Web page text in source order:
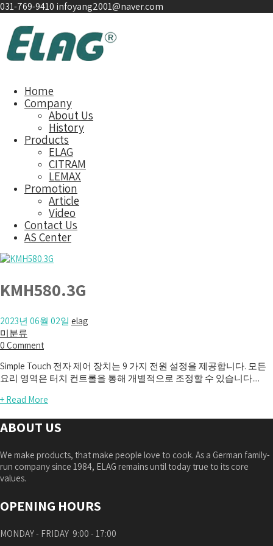
031-769-9410 infoyang2001@naver.com
Home
Company
About Us
History
Products
ELAG
CITRAM
LEMAX
Promotion
Article
Video
Contact Us
AS Center
KMH580.3G
2023년 06월 02일 elag
미분류
0 Comment
Simple Touch 전자 제어 장치는 9 가지 전원 설정을 제공합니다. 모든
요리 영역은 터치 컨트롤을 통해 개별적으로 조정할 수 있습니다....
+ Read More
ABOUT US
We make products, that make people love to cook. As a German family-
run company since 1984, ELAG remains until today true to its core
values.
OPENING HOURS
MONDAY - FRIDAY 9:00 - 17:00